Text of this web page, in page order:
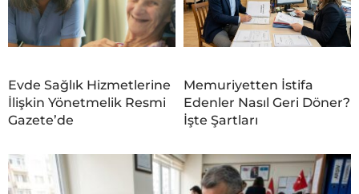
Evde Sağlık Hizmetlerine
İlişkin Yönetmelik Resmi
Gazete’de
Memuriyetten İstifa
Edenler Nasıl Geri Döner?
İşte Şartları